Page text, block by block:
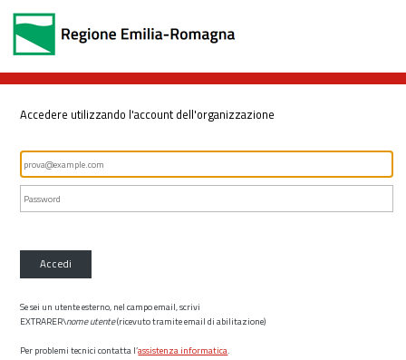
Accedere utilizzando l'account dell'organizzazione
Accedi
Se sei un utente esterno, nel campo email, scrivi
EXTRARER\nome utente(ricevuto tramite email di abilitazione)
Per problemi tecnici contatta l’assistenza informatica.